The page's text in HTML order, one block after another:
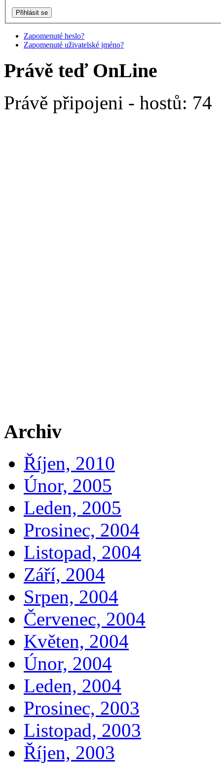
Zapomenuté heslo?
Zapomenuté uživatelské jméno?
Právě teď OnLine
Právě připojeni - hostů: 74
Archiv
Říjen, 2010
Únor, 2005
Leden, 2005
Prosinec, 2004
Listopad, 2004
Září, 2004
Srpen, 2004
Červenec, 2004
Květen, 2004
Únor, 2004
Leden, 2004
Prosinec, 2003
Listopad, 2003
Říjen, 2003